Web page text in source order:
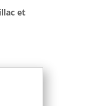
et